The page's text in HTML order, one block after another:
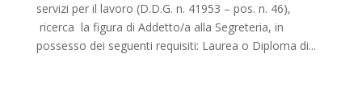
servizi per il lavoro (D.D.G. n. 41953 – pos. n. 46),
ricerca la figura di Addetto/a alla Segreteria, in
possesso dei seguenti requisiti: Laurea o Diploma di...